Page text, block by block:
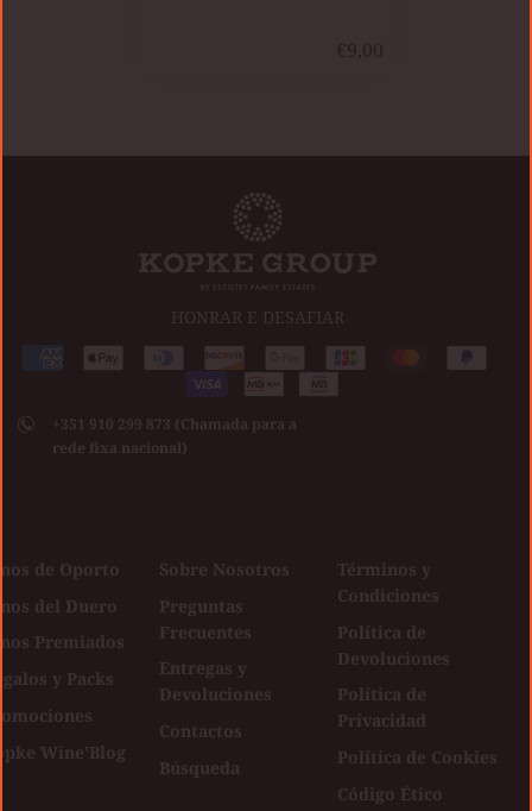
HONRAR E DESAFIAR
Medios
aceptados
AmericanApple
Diners DiscoverGoogle
pay
Jcb Master Paypal
Visa
+351 910 299 873 (Chamada para a
rede fixa nacional)
de Oporto
del Duero
Premiados
y Packs
Wine'Blog
Sobre Nosotros
Preguntas
Frecuentes
Entregas y
Devoluciones
Contactos
Búsqueda
Términos y
Condiciones
Política de
Devoluciones
Política de
Privacidad
Política de Cookies
Código Ético